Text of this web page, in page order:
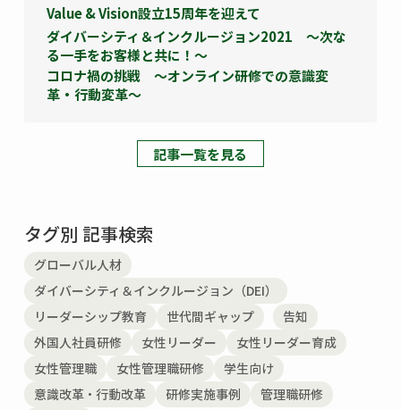
Value & Vision設立15周年を迎えて
ダイバーシティ＆インクルージョン2021 ～次な
る一手をお客様と共に！～
コロナ禍の挑戦 ～オンライン研修での意識変
革・行動変革～
記事一覧を見る
タグ別 記事検索
グローバル人材
ダイバーシティ＆インクルージョン（DEI）
リーダーシップ教育
世代間ギャップ
告知
外国人社員研修
女性リーダー
女性リーダー育成
女性管理職
女性管理職研修
学生向け
意識改革・行動改革
研修実施事例 管理職研修